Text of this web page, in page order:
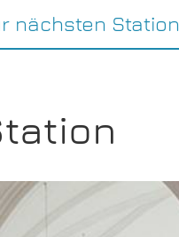
nächsten Station